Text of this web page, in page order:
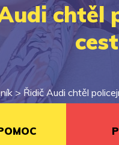
chtěl
> Řidič Audi chtěl